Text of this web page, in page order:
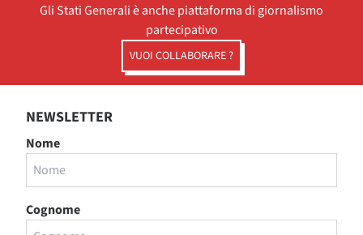
Gli Stati Generali è anche piattaforma di giornalismo
partecipativo
VUOI COLLABORARE ?
NEWSLETTER
Nome
Cognome